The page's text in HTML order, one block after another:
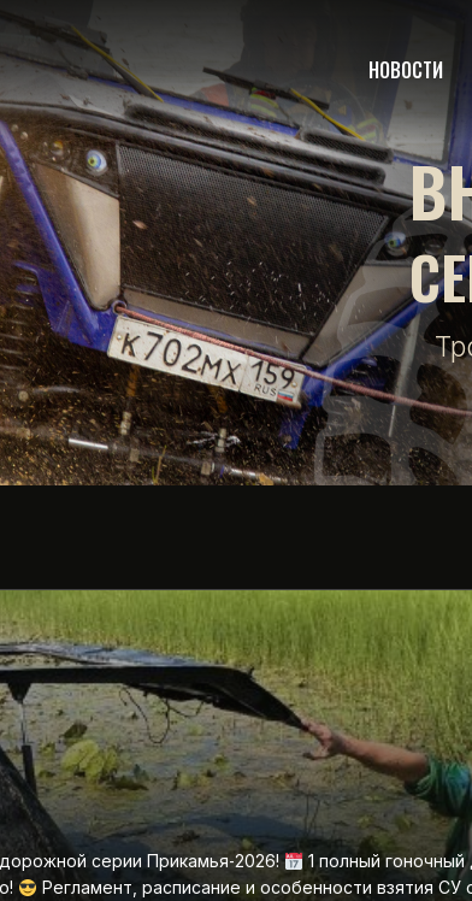
НОВОСТИ
серии Прикамья‑2026! 1 полный гоночный
Регламент, расписание и особенности взятия СУ